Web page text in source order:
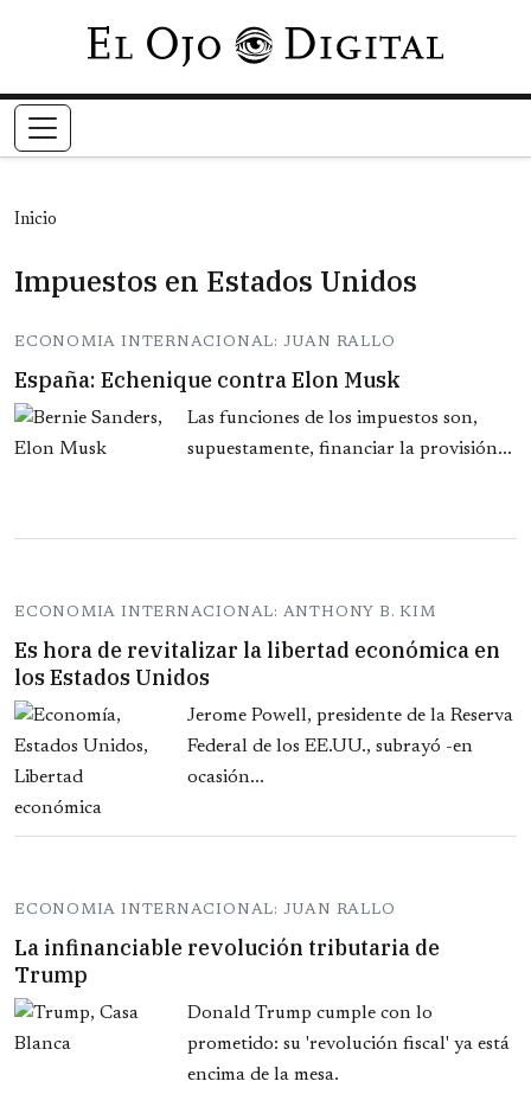
Pasar al contenido principal
Inicio
Impuestos en Estados Unidos
ECONOMIA INTERNACIONAL: JUAN RALLO
España: Echenique contra Elon Musk
Las funciones de los impuestos son,
supuestamente, financiar la provisión...
ECONOMIA INTERNACIONAL: ANTHONY B. KIM
Es hora de revitalizar la libertad económica en
los Estados Unidos
Jerome Powell, presidente de la Reserva
Federal de los EE.UU., subrayó -en
ocasión...
ECONOMIA INTERNACIONAL: JUAN RALLO
La infinanciable revolución tributaria de
Trump
Donald Trump cumple con lo
prometido: su 'revolución fiscal' ya está
encima de la mesa.